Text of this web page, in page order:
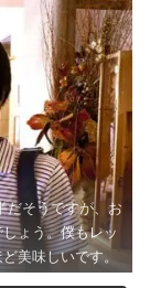
だそうですが、お
ょう。僕もレッ
美味しいです。